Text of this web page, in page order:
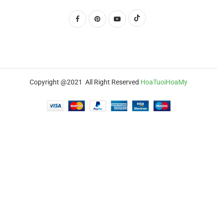
Copyright @2021 All Right Reserved HoaTuoiHoaMy